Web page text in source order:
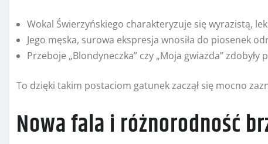
Wokal Świerzyńskiego charakteryzuje się wyrazistą,
Jego męska, surowa ekspresja wnosiła do piosenek
Przeboje „Blondyneczka” czy „Moja gwiazda”
To dzięki takim postaciom gatunek zaczął się mocno
Nowa fala i różnorodność